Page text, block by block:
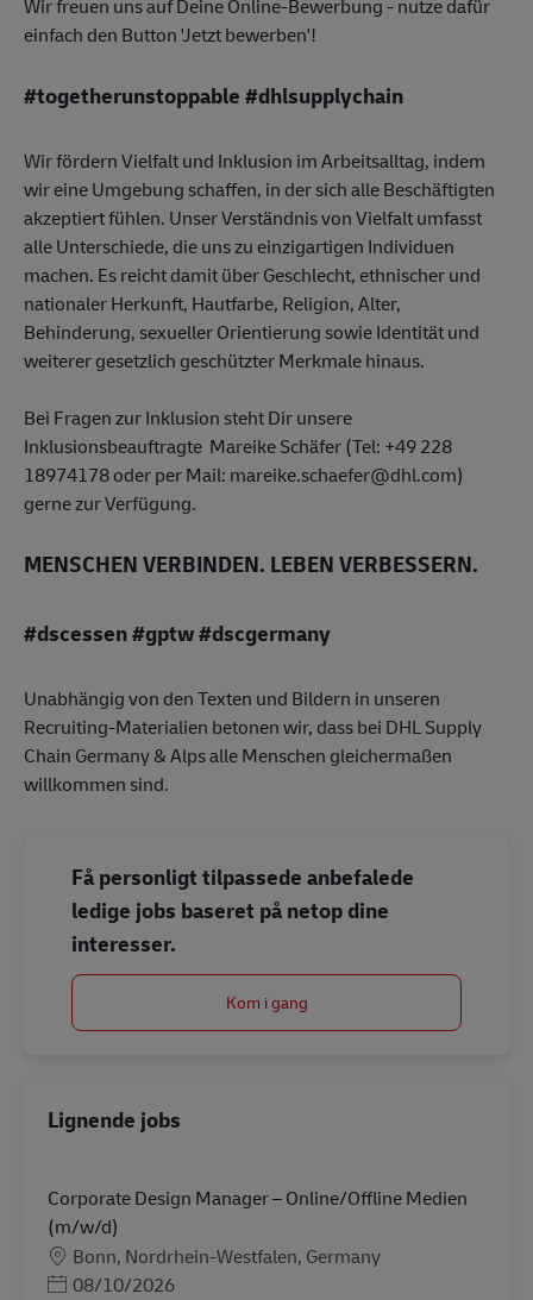
Wir freuen uns auf Deine Online-Bewerbung - nutze dafür
einfach den Button 'Jetzt bewerben'!
#togetherunstoppable #dhlsupplychain
Wir fördern Vielfalt und Inklusion im Arbeitsalltag, indem
wir eine Umgebung schaffen, in der sich alle Beschäftigten
akzeptiert fühlen. Unser Verständnis von Vielfalt umfasst
alle Unterschiede, die uns zu einzigartigen Individuen
machen. Es reicht damit über Geschlecht, ethnischer und
nationaler Herkunft, Hautfarbe, Religion, Alter,
Behinderung, sexueller Orientierung sowie Identität und
weiterer gesetzlich geschützter Merkmale hinaus.
Bei Fragen zur Inklusion steht Dir unsere
Inklusionsbeauftragte Mareike Schäfer (Tel: +49 228
18974178 oder per Mail: mareike.schaefer@dhl.com)
gerne zur Verfügung.
MENSCHEN VERBINDEN. LEBEN VERBESSERN.
#dscessen #gptw #dscgermany
Unabhängig von den Texten und Bildern in unseren
Recruiting-Materialien betonen wir, dass bei DHL Supply
Chain Germany & Alps alle Menschen gleichermaßen
willkommen sind.
Få personligt tilpassede anbefalede
ledige jobs baseret på netop dine
interesser.
Kom i gang
Lignende jobs
Corporate Design Manager – Online/Offline Medien
(m/w/d)
Lokation
Bonn, Nordrhein-Westfalen, Germany
Posted Date
08/10/2026